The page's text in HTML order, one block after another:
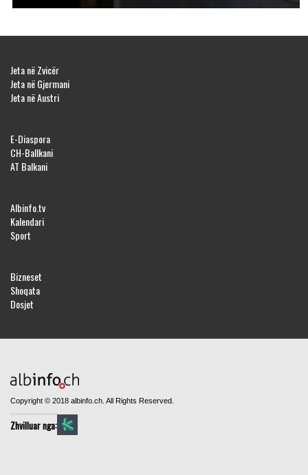
Jeta në Zvicër
Jeta në Gjermani
Jeta në Austri
E-Diaspora
CH-Ballkani
AT Balkani
Albinfo.tv
Kalendari
Sport
Bizneset
Shoqata
Dosjet
Copyright © 2018 albinfo.ch. All Rights Reserved.
Zhvilluar nga: